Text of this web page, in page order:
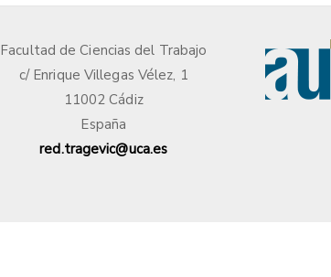
Facultad de Ciencias del Trabajo
c/ Enrique Villegas Vélez, 1
11002 Cádiz
España
red.tragevic@uca.es